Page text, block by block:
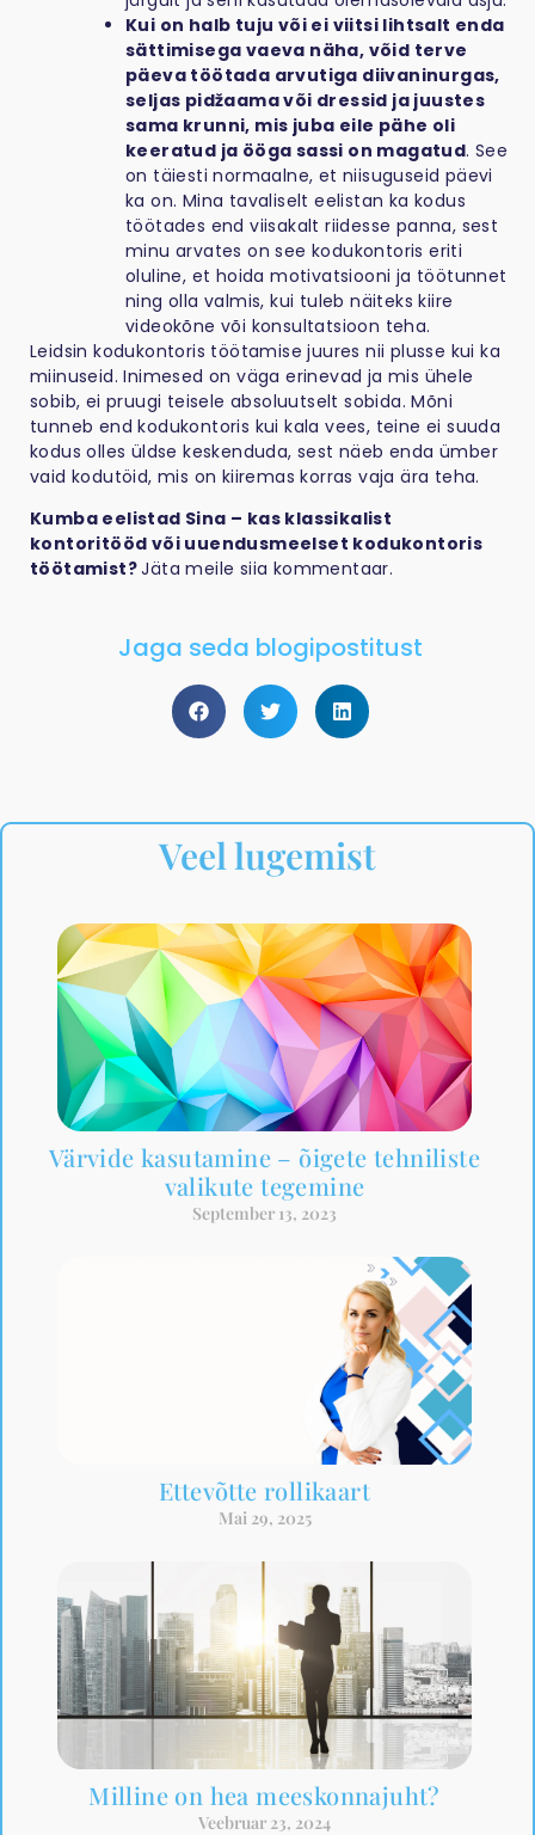
Kui on halb tuju või ei viitsi lihtsalt enda
sättimisega vaeva näha, võid terve
päeva töötada arvutiga diivaninurgas,
seljas pidžaama või dressid ja juustes
sama krunni, mis juba eile pähe oli
keeratud ja ööga sassi on magatud. See
on täiesti normaalne, et niisuguseid päevi
ka on. Mina tavaliselt eelistan ka kodus
töötades end viisakalt riidesse panna, sest
minu arvates on see kodukontoris eriti
oluline, et hoida motivatsiooni ja töötunnet
ning olla valmis, kui tuleb näiteks kiire
videokõne või konsultatsioon teha.
Leidsin kodukontoris töötamise juures nii plusse kui ka
miinuseid. Inimesed on väga erinevad ja mis ühele
sobib, ei pruugi teisele absoluutselt sobida. Mõni
tunneb end kodukontoris kui kala vees, teine ei suuda
kodus olles üldse keskenduda, sest näeb enda ümber
vaid kodutöid, mis on kiiremas korras vaja ära teha.
Kumba eelistad Sina – kas klassikalist
kontoritööd või uuendusmeelset kodukontoris
töötamist?Jäta meile siia kommentaar.
Jaga seda blogipostitust
Veel lugemist
Värvide kasutamine – õigete tehniliste
valikute tegemine
September 13, 2023
Ettevõtte rollikaart
Mai 29, 2025
Milline on hea meeskonnajuht?
Veebruar 23, 2024